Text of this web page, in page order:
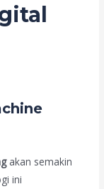
akan semakin
ini